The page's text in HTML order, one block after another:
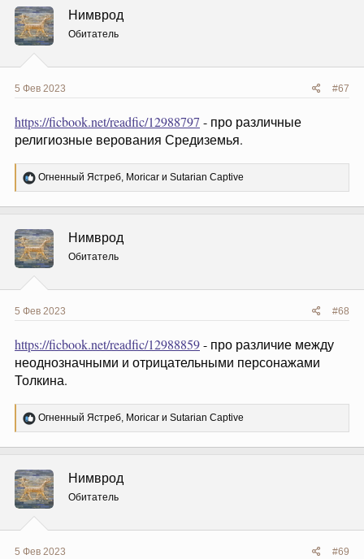
ц
и
и
:
Нимврод
Обитатель
5 Фев 2023 #67
https://ficbook.net/readfic/12988797 - про различные
религиозные верования Средиземья.
Р
е
ц
и
и
:
Огненный Ястреб, Moricar и Sutarian Captive
Нимврод
Обитатель
5 Фев 2023 #68
https://ficbook.net/readfic/12988859- про различие между
неоднозначными и отрицательными персонажами
Толкина.
Р
е
ц
и
и
:
Огненный Ястреб, Moricar и Sutarian Captive
Нимврод
Обитатель
5 Фев 2023 #69